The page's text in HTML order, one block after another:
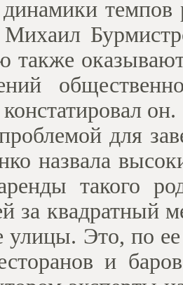
темпов
Михаил
также
он.
для
назвала
такого
за квадратный
Это, по ее
и